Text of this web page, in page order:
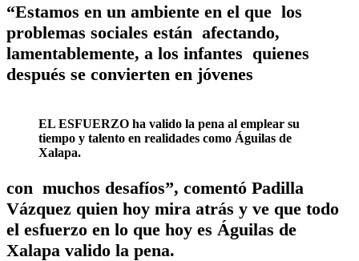
“Estamos en un ambiente en el que los
problemas sociales están afectando,
lamentablemente, a los infantes quienes
después se convierten en jóvenes
EL ESFUERZO ha valido la pena al emplear su
tiempo y talento en realidades como Águilas de
Xalapa.
con muchos desafíos”, comentó Padilla
Vázquez quien hoy mira atrás y ve que todo
el esfuerzo en lo que hoy es Águilas de
Xalapa valido la pena.